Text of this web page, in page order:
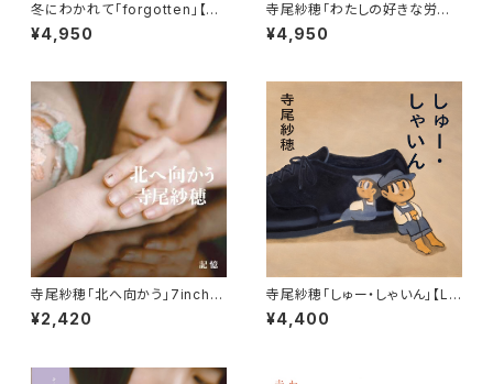
冬にわかれて「forgotten」【L
P】
¥4,950
寺尾紗穂「わたしの好きな労働
歌」【LP】
¥4,950
寺尾紗穂「北へ向かう」7inch【E
P】
¥2,420
寺尾紗穂「しゅー・しゃいん」【L
P】※完売御礼
¥4,400